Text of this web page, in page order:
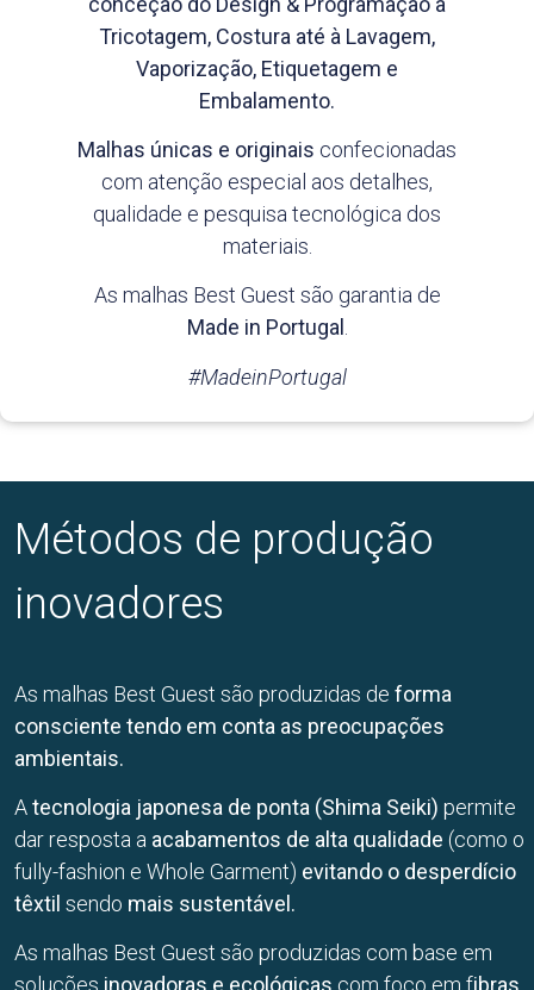
Tricotagem, Costura até à Lavagem,
Vaporização, Etiquetagem e
Embalamento.
Malhas únicas e originais confecionadas
com atenção especial aos detalhes,
qualidade e pesquisa tecnológica dos
materiais.
As malhas Best Guest são garantia de
Made in Portugal .
#MadeinPortugal
Métodos de produção
inovadores
As malhas Best Guest são produzidas de forma
consciente tendo em conta as preocupações
ambientais.
Atecnologia japonesa de ponta (Shima Seiki) permite
dar resposta a acabamentos de alta qualidade (como o
fully-fashion e Whole Garment) evitando o desperdício
têxtil sendo mais sustentável.
As malhas Best Guest são produzidas com base em